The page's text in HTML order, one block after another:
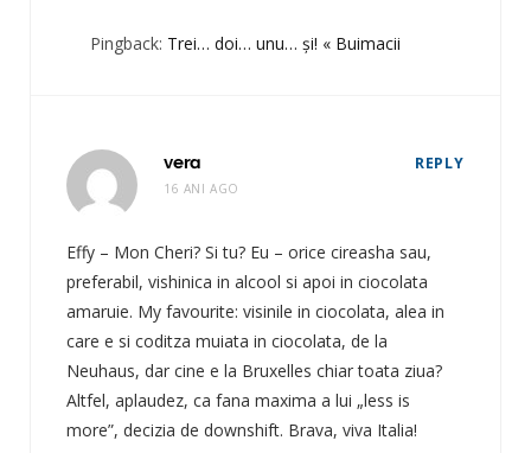
Pingback: Trei… doi… unu… și! « Buimacii
vera
16 ANI AGO
REPLY
Effy – Mon Cheri? Si tu? Eu – orice cireasha sau,
preferabil, vishinica in alcool si apoi in ciocolata
amaruie. My favourite: visinile in ciocolata, alea in
care e si coditza muiata in ciocolata, de la
Neuhaus, dar cine e la Bruxelles chiar toata ziua?
Altfel, aplaudez, ca fana maxima a lui „less is
more”, decizia de downshift. Brava, viva Italia!